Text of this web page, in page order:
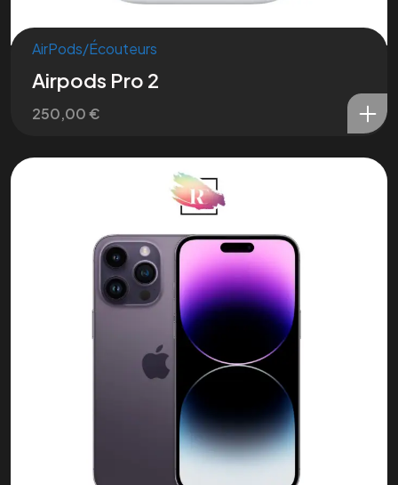
AirPods/Écouteurs
Airpods Pro 2
250,00€